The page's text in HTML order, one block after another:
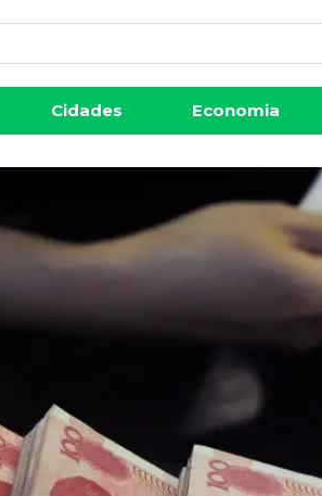
Cidades Economia